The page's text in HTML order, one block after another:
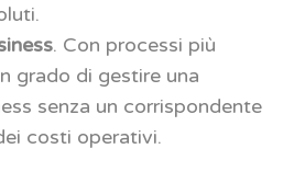
. Con processi più
grado di gestire una
senza un corrispondente
costi operativi.